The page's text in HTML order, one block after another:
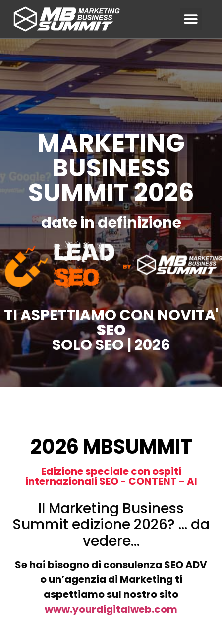
MARKETING
BUSINESS
SUMMIT 2026
date in definizione
TI ASPETTIAMO CON NOVITA'
SEO
SOLO SEO | 2026
2026 MBSUMMIT
Edizione speciale con ospiti
internazionali SEO - CONTENT - AI
Il Marketing Business
Summit edizione 2026? … da
vedere…
Se hai bisogno di consulenza SEO ADV
o un’agenzia di Marketing ti
aspettiamo sul nostro sito
www.yourdigitalweb.com